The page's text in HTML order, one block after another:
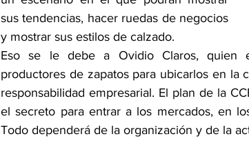
sus tendencias, hacer ruedas de negocios
y mostrar sus estilos de calzado.
Eso se le debe a Ovidio Claros, quien
productores de zapatos para ubicarlos en la
responsabilidad empresarial. El plan de la
el secreto para entrar a los mercados, en
Todo dependerá de la organización y de la